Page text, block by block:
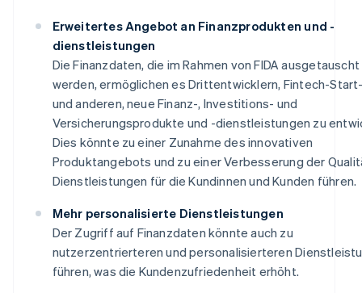
Erweitertes Angebot an Finanzprodukten und -
dienstleistungen
Die Finanzdaten, die im Rahmen von FIDA ausgetauscht
werden, ermöglichen es Drittentwicklern, Fintech-
und anderen, neue Finanz-, Investitions- und
Versicherungsprodukte und -dienstleistungen zu
Dies könnte zu einer Zunahme des innovativen
Produktangebots und zu einer Verbesserung der
Dienstleistungen für die Kundinnen und Kunden führen.
Mehr personalisierte Dienstleistungen
Der Zugriff auf Finanzdaten könnte auch zu
nutzerzentrierteren und personalisierteren
führen, was die Kundenzufriedenheit erhöht.